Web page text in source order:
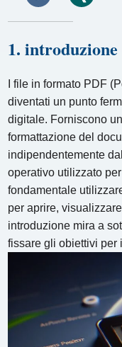
1. introduzione
I file in formato PDF
diventati un punto
digitale. Forniscono
formattazione del
indipendentemente
operativo utilizzato
fondamentale
per aprire,
introduzione mira a
fissare gli obiettivi per